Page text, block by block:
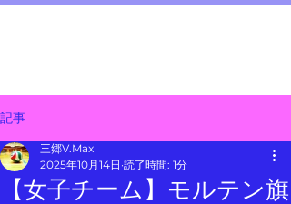
記事
【女子チーム】モルテン旗
三郷V.Max
2025年10月14日 読了時間: 1分